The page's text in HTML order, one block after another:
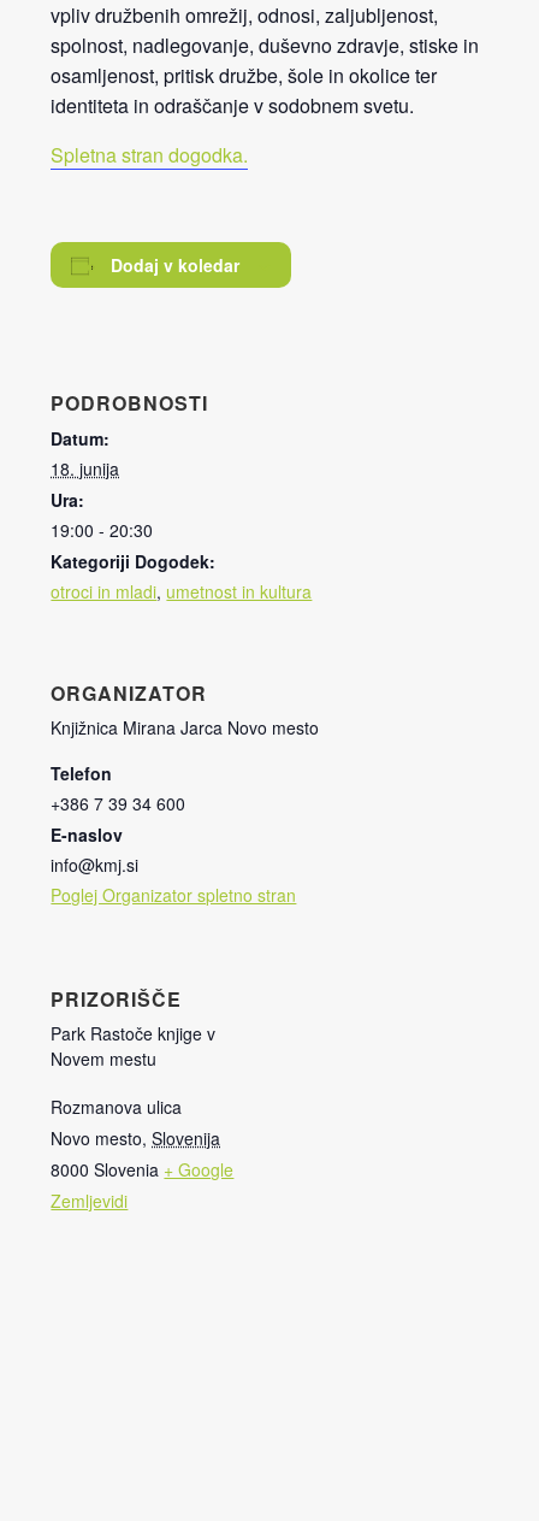
vpliv družbenih omrežij, odnosi, zaljubljenost,
spolnost, nadlegovanje, duševno zdravje, stiske in
osamljenost, pritisk družbe, šole in okolice ter
identiteta in odraščanje v sodobnem svetu.
Spletna stran dogodka.
Dodaj v koledar
PODROBNOSTI
Datum:
18. junija
Ura:
19:00 - 20:30
Kategoriji Dogodek:
otroci in mladi, umetnost in kultura
ORGANIZATOR
Knjižnica Mirana Jarca Novo mesto
Telefon
+386 7 39 34 600
E-naslov
info@kmj.si
Poglej Organizator spletno stran
PRIZORIŠČE
Park Rastoče knjige v
Novem mestu
Rozmanova ulica
Novo mesto, Slovenija
8000 Slovenia + Google
Zemljevidi